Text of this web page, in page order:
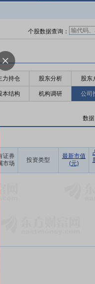
个股数据查询：
力持仓 股东分析 股东
本结构 机构调研 公司
数据
证券
市场
投资类型
最新市值
(元)